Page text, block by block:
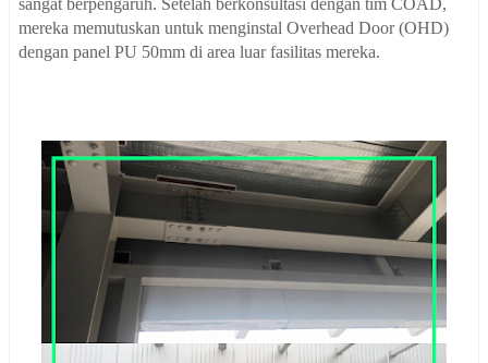
mereka memutuskan untuk menginstal Overhead Door (OHD)
dengan panel PU 50mm di area luar fasilitas mereka.